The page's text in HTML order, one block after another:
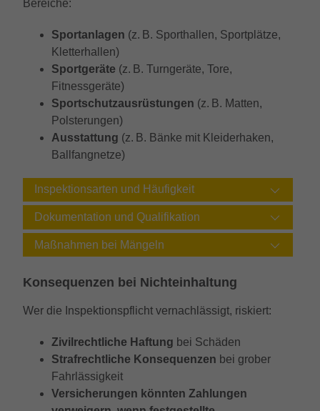
Bereiche:
Sportanlagen (z. B. Sporthallen, Sportplätze,
Kletterhallen)
Sportgeräte (z. B. Turngeräte, Tore,
Fitnessgeräte)
Sportschutzausrüstungen (z. B. Matten,
Polsterungen)
Ausstattung (z. B. Bänke mit Kleiderhaken,
Ballfangnetze)
Inspektionsarten und Häufigkeit
Dokumentation und Qualifikation
Maßnahmen bei Mängeln
Konsequenzen bei Nichteinhaltung
Wer die Inspektionspflicht vernachlässigt, riskiert:
Zivilrechtliche Haftung bei Schäden
Strafrechtliche Konsequenzen bei grober
Fahrlässigkeit
Versicherungen könnten Zahlungen